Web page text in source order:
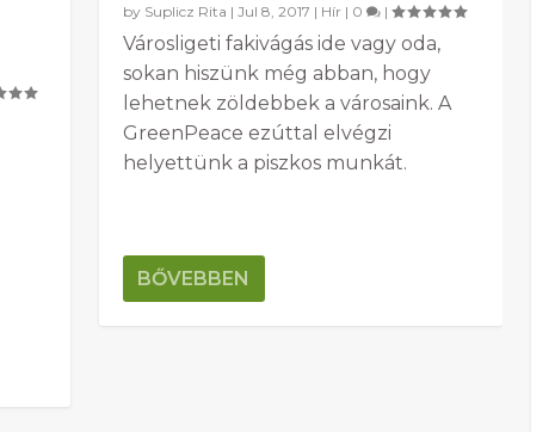
by Suplicz Rita | Jul 8, 2017 | Hír| 0 |
Városligeti fakivágás ide vagy oda,
sokan hiszünk még abban, hogy
lehetnek zöldebbek a városaink. A
GreenPeace ezúttal elvégzi
helyettünk a piszkos munkát.
BŐVEBBEN